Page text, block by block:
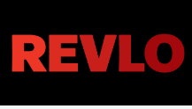
conteúdo